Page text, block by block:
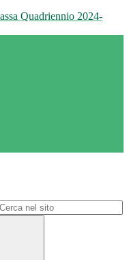
Quadriennio 2024-